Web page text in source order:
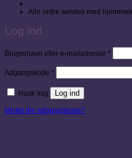
Alle ordre sendes med
Log ind
Brugernavn eller e-mailadresse *
Adgangskode *Påkrævet
Husk mig Log ind
Mistet din adgangskode?